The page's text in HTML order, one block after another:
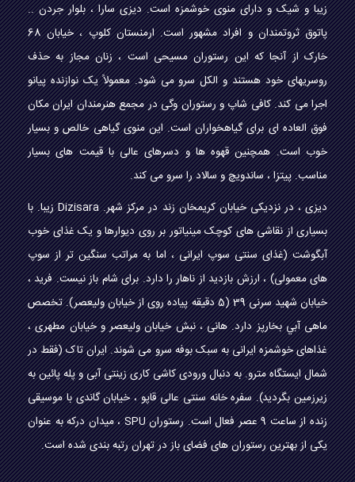
زیبا و شیک و دارای منوی خوشمزه است. دیزی سارا ، بلوار جردن ..
پاتوق ثروتمندان و افراد مشهور است. ارمنستان کلوپ ، خیابان 68
خارک از آنجا که این رستوران مسیحی است ، زنان مجاز به حذف
روسریهای خود هستند و الکل سرو می شود. معمولاً یک نوازنده پیانو
اجرا می کند. کافی شاپ و رستوران وگی در مجمع هنرمندان ایران مکان
فوق العاده ای برای گیاهخواران است. این منوی گیاهی خالص و بسیار
خوب است. همچنین قهوه ها و دسرهای عالی با قیمت های بسیار
مناسب. پیتزا ، ساندویچ و سالاد را سرو می کند.
دیزی ، در نزدیکی خیابان کریمخان زند در مرکز شهر. Dizisara زیبا. با
بسیاری از نقاشی های کوچک مینیاتور بر روی دیوارها و یک غذای خوب
آبگوشت (غذای سنتی سوپ ایرانی ، اما به مراتب سنگین تر از سوپ
های معمولی) ، ارزش بازدید از ناهار را دارد. برای شام باز نیست. فرید ،
خیابان شهید سرنی 39 (5 دقیقه پیاده روی از خیابان ولیعصر). تخصص
ماهی آبي بخارپز دارد. هانی ، نبش خیابان ولیعصر و خیابان مطهری ،
غذاهای خوشمزه ایرانی به سبک بوفه سرو می شوند. ایران تاک (فقط در
شمال ایستگاه مترو. به دنبال ورودی کاشی کاری زینتی آبی و پله پائین به
زیرزمین بگردید). سفره خانه سنتی عالی قاپو ، خیابان گاندی با موسیقی
زنده از ساعت 9 عصر فعال است. رستوران SPU ، میدان درکه به عنوان
یکی از بهترین رستوران های فضای باز در تهران رتبه بندی شده است.